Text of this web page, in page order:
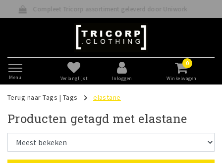
Tricorp assortiment geleverd door Uniwork
Menu Verlanglijst Inloggen
0
Winkelwagen
Terug naar Tags | Tags elastane
Producten getagd met elastane